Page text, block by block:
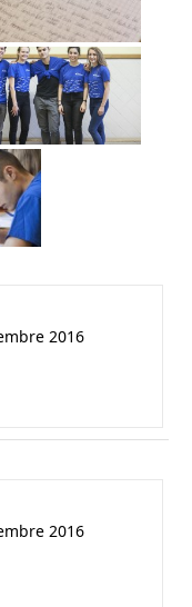
2016
2016